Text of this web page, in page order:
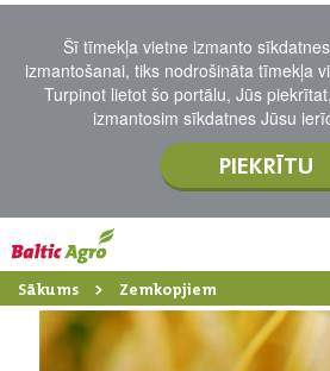
Šī tīmekļa vietne izmanto
izmantošanai, tiks nodrošināta tīmekļa
Turpinot lietot šo portālu, Jūs
izmantosim sīkdatnes Jūsu
PIEKRĪTU
Sākums Zemkopjiem